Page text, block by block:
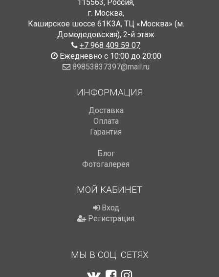
115563, Россия,
г. Москва,
Каширское шоссе 61К3А, ТЦ «Москва» (м.
Домодедовская), 2-й этаж
+7 968 409 59 07
Ежедневно с 10:00 до 20:00
89853837397@mail.ru
ИНФОРМАЦИЯ
Доставка
Оплата
Гарантия
Блог
Фотогалерея
МОЙ КАБИНЕТ
Вход
Регистрация
МЫ В СОЦ. СЕТЯХ